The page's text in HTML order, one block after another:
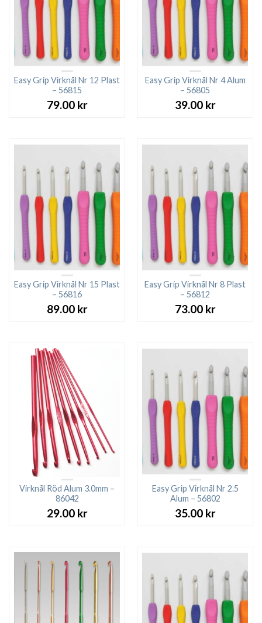
Easy Grip Virknål Nr 12 Plast
– 56815
79.00 kr
Easy Grip Virknål Nr 4 Alum
– 56805
39.00 kr
Easy Grip Virknål Nr 15 Plast
– 56816
89.00 kr
Easy Grip Virknål Nr 8 Plast
– 56812
73.00 kr
Virknål Röd Alum 3.0mm –
86042
29.00 kr
Easy Grip Virknål Nr 2.5
Alum – 56802
35.00 kr